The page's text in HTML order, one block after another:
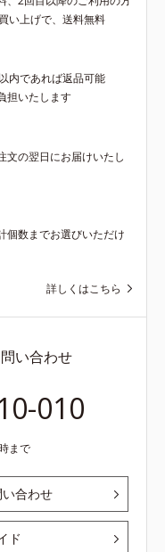
い上げで、送料無料
内であれば返品可能
担いたします
文の翌日にお届けいたし
個数までお選びいただけ
詳しくはこちら
い合わせ
010
まで
合わせ
ド